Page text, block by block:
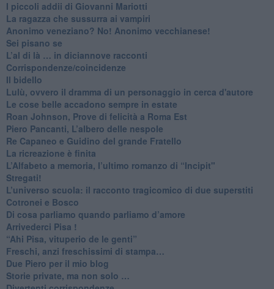
​I piccoli addii di Giovanni Mariotti
​La ragazza che sussurra ai vampiri
​Anonimo veneziano? No! Anonimo vecchianese!
​Sei pisano se
​L’al di là … in diciannove racconti
Corrispondenze/coincidenze
Il bidello
Lulù, ovvero il dramma di un personaggio in cerca d'autore
Le cose belle accadono sempre in estate
Roan Johnson, Prove di felicità a Roma Est
Piero Pancanti, L’albero delle nespole
Re Capaneo e Guidino del grande Fratello
La ricreazione è finita
​L’Alfabeto a memoria, l’ultimo romanzo di “Incipit"
​Stregati!
L’universo scuola: il racconto tragicomico di due superstiti
Cotronei e Bosco
Di cosa parliamo quando parliamo d’amore
Arrivederci Pisa !
​“Ahi Pisa, vituperio de le genti”
Freschi, anzi freschissimi di stampa…
​Due Piero per il mio blog
​Storie private, ma non solo …